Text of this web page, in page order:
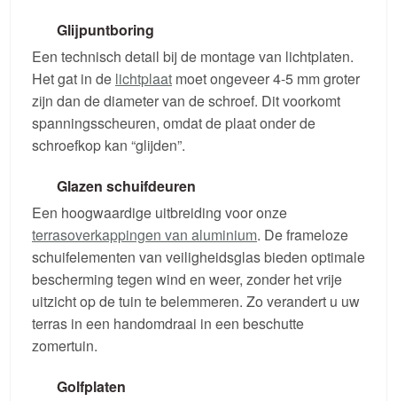
Glijpuntboring
Een technisch detail bij de montage van lichtplaten.
Het gat in de lichtplaat moet ongeveer 4-5 mm groter
zijn dan de diameter van de schroef. Dit voorkomt
spanningsscheuren, omdat de plaat onder de
schroefkop kan “glijden”.
Glazen schuifdeuren
Een hoogwaardige uitbreiding voor onze
terrasoverkappingen van aluminium. De frameloze
schuifelementen van veiligheidsglas bieden optimale
bescherming tegen wind en weer, zonder het vrije
uitzicht op de tuin te belemmeren. Zo verandert u uw
terras in een handomdraai in een beschutte
zomertuin.
Golfplaten